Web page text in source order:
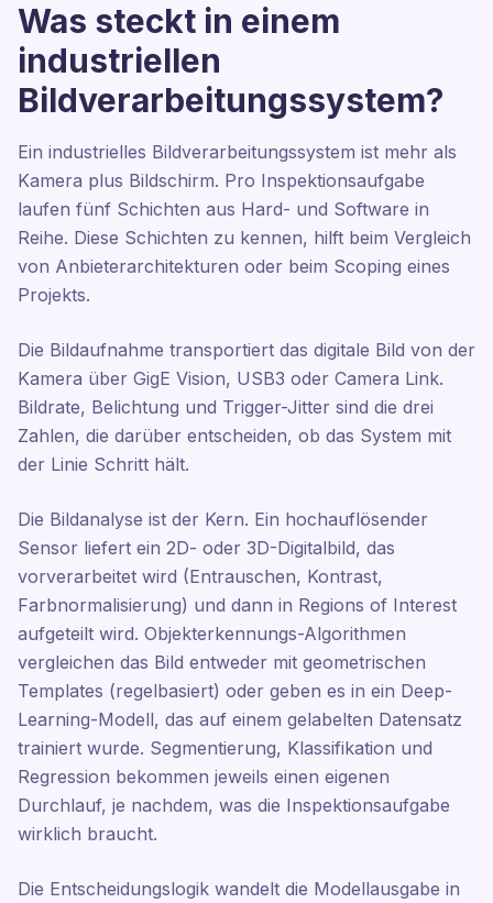
Was steckt in einem
industriellen
Bildverarbeitungssystem?
Ein industrielles Bildverarbeitungssystem ist mehr als
Kamera plus Bildschirm. Pro Inspektionsaufgabe
laufen fünf Schichten aus Hard- und Software in
Reihe. Diese Schichten zu kennen, hilft beim Vergleich
von Anbieterarchitekturen oder beim Scoping eines
Projekts.
Die Bildaufnahme transportiert das digitale Bild von der
Kamera über GigE Vision, USB3 oder Camera Link.
Bildrate, Belichtung und Trigger-Jitter sind die drei
Zahlen, die darüber entscheiden, ob das System mit
der Linie Schritt hält.
Die Bildanalyse ist der Kern. Ein hochauflösender
Sensor liefert ein 2D- oder 3D-Digitalbild, das
vorverarbeitet wird (Entrauschen, Kontrast,
Farbnormalisierung) und dann in Regions of Interest
aufgeteilt wird. Objekterkennungs-Algorithmen
vergleichen das Bild entweder mit geometrischen
Templates (regelbasiert) oder geben es in ein Deep-
Learning-Modell, das auf einem gelabelten Datensatz
trainiert wurde. Segmentierung, Klassifikation und
Regression bekommen jeweils einen eigenen
Durchlauf, je nachdem, was die Inspektionsaufgabe
wirklich braucht.
Die Entscheidungslogik wandelt die Modellausgabe in